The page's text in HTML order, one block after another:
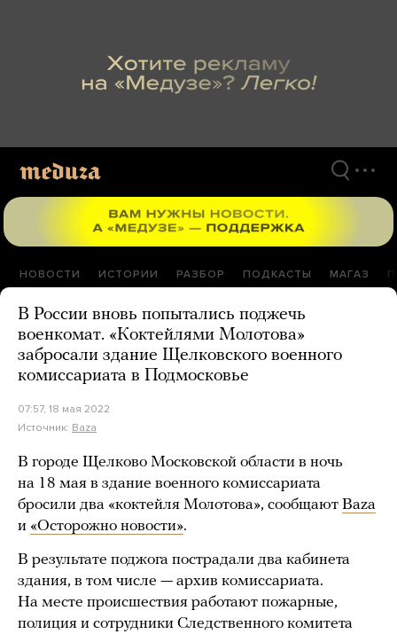
НОВОСТИ ИСТОРИИ РАЗБОР ПОДКАСТЫ МАГАЗ
В России вновь попытались поджечь
военкомат. «Коктейлями Молотова»
забросали здание Щелковского военного
комиссариата в Подмосковье
07:57, 18 мая 2022
Источник: Baza
В городе Щелково Московской области в ночь
на 18 мая в здание военного комиссариата
бросили два «коктейля Молотова», сообщают Baza
и «Осторожно новости».
В результате поджога пострадали два кабинета
здания, в том числе — архив комиссариата.
На месте происшествия работают пожарные,
полиция и сотрудники Следственного комитета